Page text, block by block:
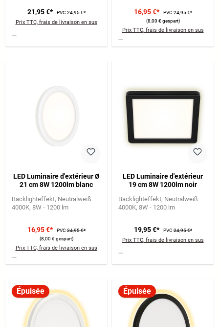
21,95 €* PVC24,95 €*
Prix TTC, frais de livraison en sus
16,95 €* PVC24,95 €*
(8,00 € gespart)
Prix TTC, frais de livraison en sus
LED Luminaire d'extérieur Ø
21 cm 8W 1200lm blanc
Backlighteffekt Neutralweiß
4000K 8W - 1200 lm
16,95 €* PVC24,95 €*
(8,00 € gespart)
Prix TTC, frais de livraison en sus
LED Luminaire d'extérieur
19 cm 8W 1200lm noir
Backlighteffekt Neutralweiß
4000K 8W - 1200 lm
19,95 €* PVC24,95 €*
Prix TTC, frais de livraison en sus
Épuisée Épuisée